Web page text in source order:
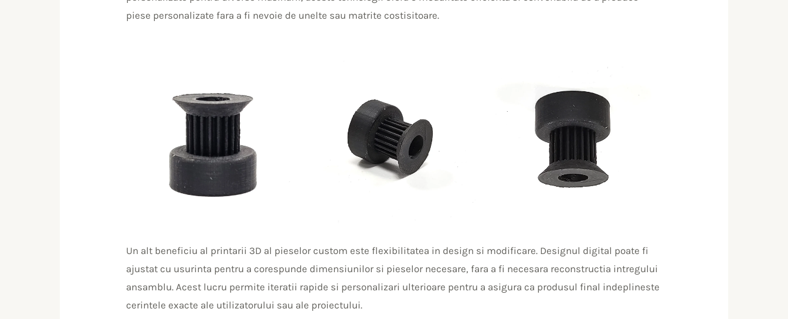
piese personalizate fara a fi nevoie de unelte sau matrite costisitoare.
Un alt beneficiu al printarii 3D al pieselor custom este flexibilitatea in design si modificare. Designul digital poate fi
ajustat cu usurinta pentru a corespunde dimensiunilor si pieselor necesare, fara a fi necesara reconstructia intregului
ansamblu. Acest lucru permite iteratii rapide si personalizari ulterioare pentru a asigura ca produsul final indeplineste
cerintele exacte ale utilizatorului sau ale proiectului.